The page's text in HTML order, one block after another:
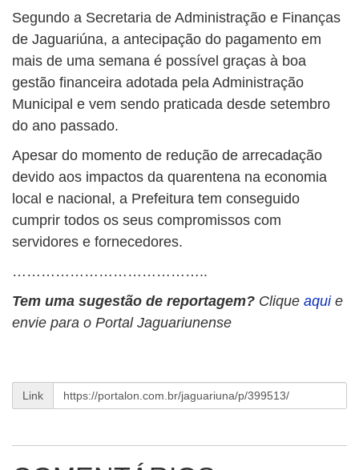
Segundo a Secretaria de Administração e Finanças
de Jaguariúna, a antecipação do pagamento em
mais de uma semana é possível graças à boa
gestão financeira adotada pela Administração
Municipal e vem sendo praticada desde setembro
do ano passado.
Apesar do momento de redução de arrecadação
devido aos impactos da quarentena na economia
local e nacional, a Prefeitura tem conseguido
cumprir todos os seus compromissos com
servidores e fornecedores.
…………………………………..
Tem uma sugestão de reportagem? Clique aqui e
envie para o Portal Jaguariunense
Link